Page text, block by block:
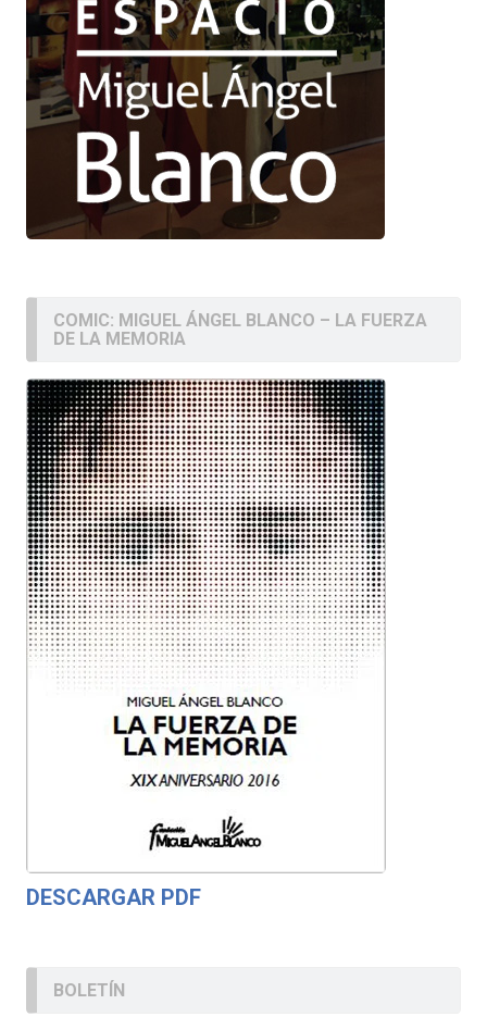
COMIC: MIGUEL ÁNGEL BLANCO – LA FUERZA
DE LA MEMORIA
DESCARGAR PDF
BOLETÍN